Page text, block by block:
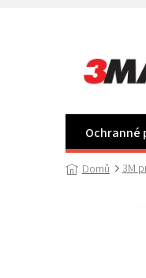
Ochranné
Domů 3M